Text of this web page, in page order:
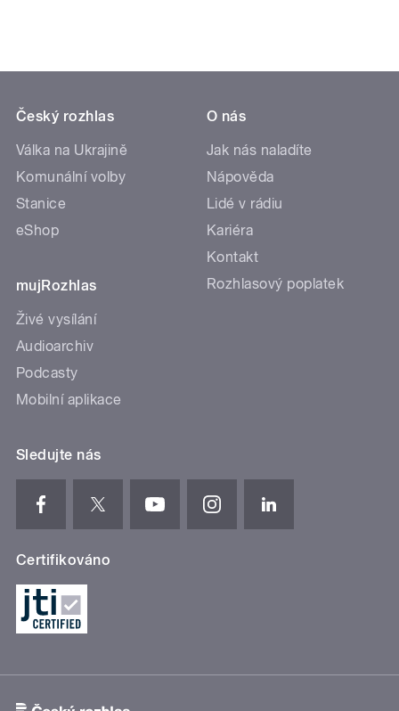
Český rozhlas
Válka na Ukrajině
Komunální volby
Stanice
eShop
mujRozhlas
Živé vysílání
Audioarchiv
Podcasty
Mobilní aplikace
O nás
Jak nás naladíte
Nápověda
Lidé v rádiu
Kariéra
Kontakt
Rozhlasový poplatek
Sledujte nás
Certifikováno